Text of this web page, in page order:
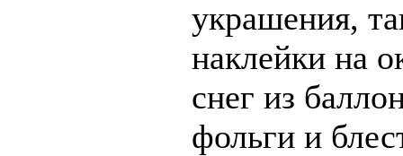
украшения,
наклейки на
снег из
фольги и